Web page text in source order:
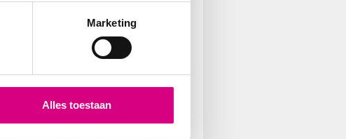
Marketing
Alles toestaan